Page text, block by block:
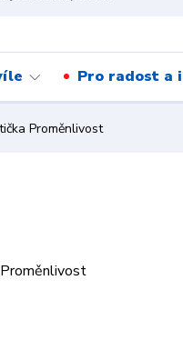
Pro radost a
Proměnlivost